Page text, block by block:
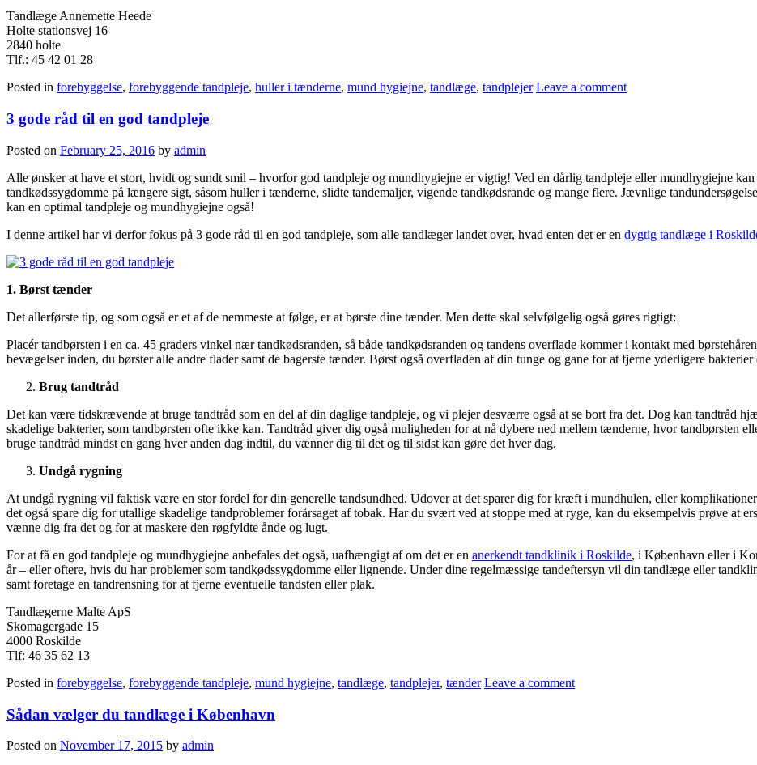
Tandlæge Annemette Heede
Holte stationsvej 16
2840 holte
Tlf.: 45 42 01 28
Posted in forebyggelse, forebyggende tandpleje, huller i tænderne, mund hygiejne, tandlæge, tandplejer Leave a comment
3 gode råd til en god tandpleje
Posted on February 25, 2016 by admin
Alle ønsker at have et stort, hvidt og sundt smil – hvorfor god tandpleje og mundhygiejne er vigtig! Ved en dårlig tandpleje eller mundhygiejne
tandkødssygdomme på længere sigt, såsom huller i tænderne, slidte tandemaljer, vigende tandkødsrande og mange flere. Jævnlige
kan en optimal tandpleje og mundhygiejne også!
I denne artikel har vi derfor fokus på 3 gode råd til en god tandpleje, som alle tandlæger landet over, hvad enten det er en dygtig tandlæge i
1. Børst tænder
Det allerførste tip, og som også er et af de nemmeste at følge, er at børste dine tænder. Men dette skal selvfølgelig også gøres rigtigt:
Placér tandbørsten i en ca. 45 graders vinkel nær tandkødsranden, så både tandkødsranden og tandens overflade kommer i kontakt med
bevægelser inden, du børster alle andre flader samt de bagerste tænder. Børst også overfladen af din tunge og gane for at fjerne yderligere
Brug tandtråd
Det kan være tidskrævende at bruge tandtråd som en del af din daglige tandpleje, og vi plejer desværre også at se bort fra det. Dog kan tandtråd
skadelige bakterier, som tandbørsten ofte ikke kan. Tandtråd giver dig også muligheden for at nå dybere ned mellem tænderne, hvor tandbørsten
bruge tandtråd mindst en gang hver anden dag indtil, du vænner dig til det og til sidst kan gøre det hver dag.
Undgå rygning
At undgå rygning vil faktisk være en stor fordel for din generelle tandsundhed. Udover at det sparer dig for kræft i mundhulen, eller
det også spare dig for utallige skadelige tandproblemer forårsaget af tobak. Har du svært ved at stoppe med at ryge, kan du eksempelvis prøve at
vænne dig fra det og for at maskere den røgfyldte ånde og lugt.
For at få en god tandpleje og mundhygiejne anbefales det også, uafhængigt af om det er en anerkendt tandklinik i Roskilde, i København eller i
år – eller oftere, hvis du har problemer som tandkødssygdomme eller lignende. Under dine regelmæssige tandeftersyn vil din tandlæge eller
samt foretage en tandrensning for at fjerne eventuelle tandsten eller plak.
Tandlægerne Malte ApS
Skomagergade 15
4000 Roskilde
Tlf: 46 35 62 13
Posted in forebyggelse, forebyggende tandpleje, mund hygiejne, tandlæge, tandplejer, tænder Leave a comment
Sådan vælger du tandlæge i København
Posted on November 17, 2015 by admin